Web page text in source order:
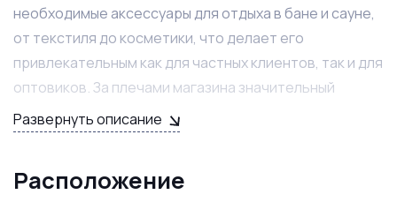
необходимые аксессуары для отдыха в бане и сауне,
от текстиля до косметики, что делает его
привлекательным как для частных клиентов, так и для
оптовиков. За плечами магазина значительный
товарный остаток на сумму 1 600 000 рублей, что
гарантирует непрерывность продаж и
Развернуть описание
Расположение